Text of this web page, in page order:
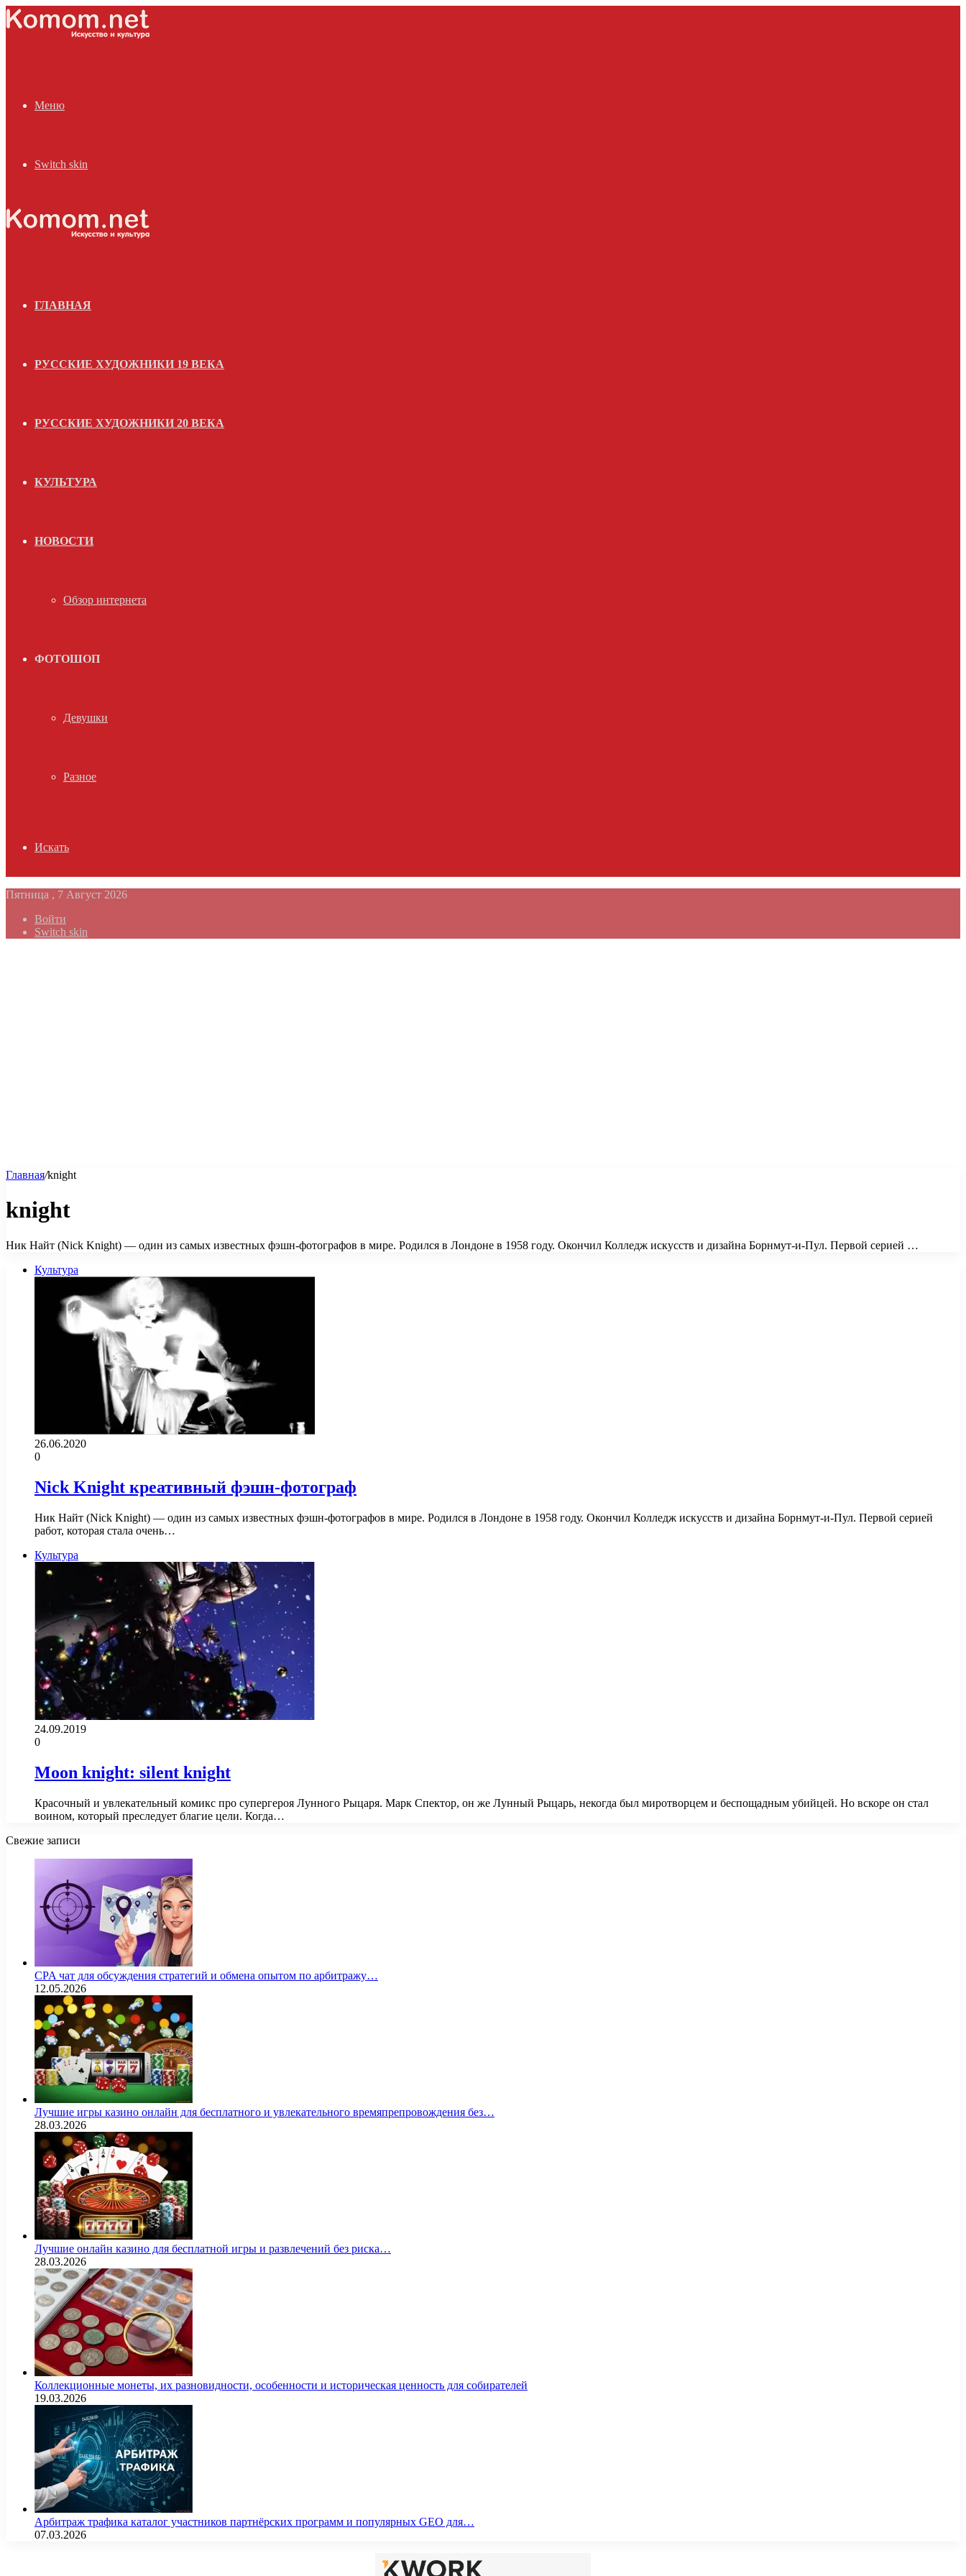
Меню
Switch skin
ГЛАВНАЯ
РУССКИЕ ХУДОЖНИКИ 19 ВЕКА
РУССКИЕ ХУДОЖНИКИ 20 ВЕКА
КУЛЬТУРА
НОВОСТИ
Обзор интернета
ФОТОШОП
Девушки
Разное
Искать
Пятница , 7 Август 2026
Войти
Switch skin
Главная/knight
knight
Ник Найт (Nick Knight) — один из самых известных фэшн-фотографов в мире. Родился в Лондоне в 1958 году. Окончил Колледж искусств и дизайна Борнмут-и-Пул. Первой серией …
Культура
26.06.2020
0
Nick Knight креативный фэшн-фотограф
Ник Найт (Nick Knight) — один из самых известных фэшн-фотографов в мире. Родился в Лондоне в 1958 году. Окончил Колледж искусств и дизайна Борнмут-и-Пул. Первой серией
работ, которая стала очень…
Культура
24.09.2019
0
Moon knight: silent knight
Красочный и увлекательный комикс про супергероя Лунного Рыцаря. Марк Спектор, он же Лунный Рыцарь, некогда был миротворцем и беспощадным убийцей. Но вскоре он стал
воином, который преследует благие цели. Когда…
Свежие записи
CPA чат для обсуждения стратегий и обмена опытом по арбитражу…
12.05.2026
Лучшие игры казино онлайн для бесплатного и увлекательного времяпрепровождения без…
28.03.2026
Лучшие онлайн казино для бесплатной игры и развлечений без риска…
28.03.2026
Коллекционные монеты, их разновидности, особенности и историческая ценность для собирателей
19.03.2026
Арбитраж трафика каталог участников партнёрских программ и популярных GEO для…
07.03.2026